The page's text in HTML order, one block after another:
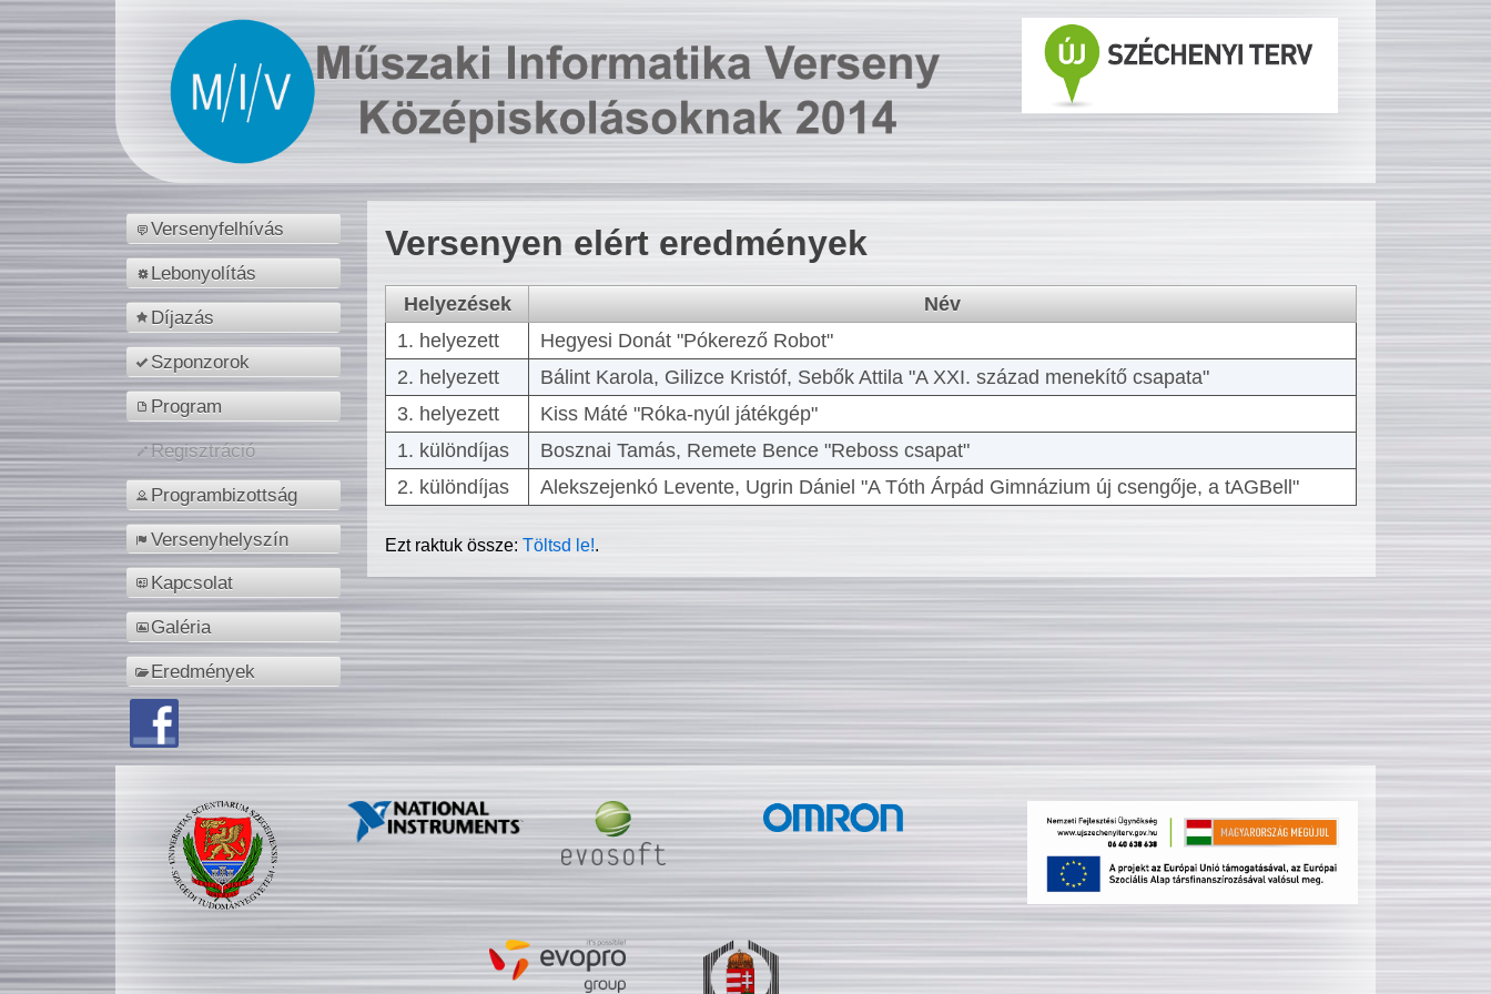
Versenyfelhívás
Lebonyolítás
Díjazás
Szponzorok
Program
Regisztráció
Programbizottság
Versenyhelyszín
Kapcsolat
Galéria
Eredmények
Versenyen elért eredmények
Helyezések
Név
1. helyezett
Hegyesi Donát "Pókerező Robot"
2. helyezett
Bálint Karola, Gilizce Kristóf, Sebők Attila "A XXI. század menekítő csapata"
3. helyezett
Kiss Máté "Róka-nyúl játékgép"
1. különdíjas
Bosznai Tamás, Remete Bence "Reboss csapat"
2. különdíjas
Alekszejenkó Levente, Ugrin Dániel "A Tóth Árpád Gimnázium új csengője, a tAGBell"
Ezt raktuk össze:Töltsd le!.